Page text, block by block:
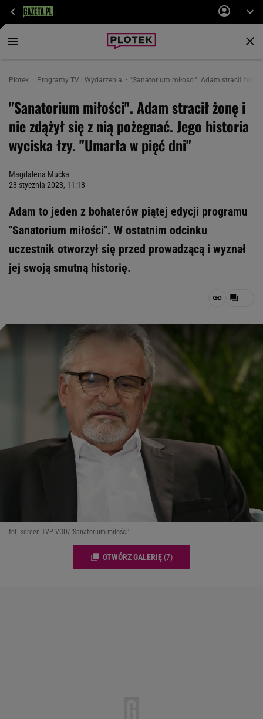
Plotek Programy TV i Wydarzenia "Sanatorium miłości". Adam stracił
"Sanatorium miłości". Adam stracił żonę i
nie zdążył się z nią pożegnać. Jego historia
wyciska łzy. "Umarła w pięć dni"
Magdalena Mućka
23 stycznia 2023, 11:13
Adam to jeden z bohaterów piątej edycji programu
"Sanatorium miłości". W ostatnim odcinku
uczestnik otworzył się przed prowadzącą i wyznał
jej swoją smutną historię.
fot. screen TVP VOD/ 'Sanatorium miłości'
OTWÓRZ GALERIĘ (7)